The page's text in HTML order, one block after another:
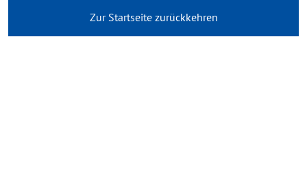
Zur Startseite zurückkehren